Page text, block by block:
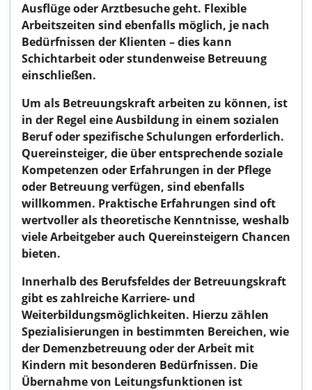
Ausflüge oder Arztbesuche geht. Flexible
Arbeitszeiten sind ebenfalls möglich, je nach
Bedürfnissen der Klienten – dies kann
Schichtarbeit oder stundenweise Betreuung
einschließen.
Um als Betreuungskraft arbeiten zu können, ist
in der Regel eine Ausbildung in einem sozialen
Beruf oder spezifische Schulungen erforderlich.
Quereinsteiger, die über entsprechende soziale
Kompetenzen oder Erfahrungen in der Pflege
oder Betreuung verfügen, sind ebenfalls
willkommen. Praktische Erfahrungen sind oft
wertvoller als theoretische Kenntnisse, weshalb
viele Arbeitgeber auch Quereinsteigern Chancen
bieten.
Innerhalb des Berufsfeldes der Betreuungskraft
gibt es zahlreiche Karriere- und
Weiterbildungsmöglichkeiten. Hierzu zählen
Spezialisierungen in bestimmten Bereichen, wie
der Demenzbetreuung oder der Arbeit mit
Kindern mit besonderen Bedürfnissen. Die
Übernahme von Leitungsfunktionen ist